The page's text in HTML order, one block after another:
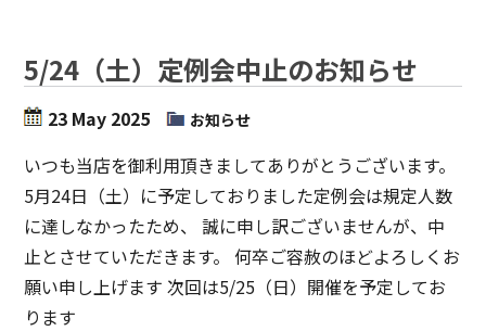
5/24（土）定例会中止のお知らせ
23 May 2025 お知らせ
いつも当店を御利用頂きましてありがとうございます。
5月24日（土）に予定しておりました定例会は規定人数
に達しなかったため、 誠に申し訳ございませんが、中
止とさせていただきます。 何卒ご容赦のほどよろしくお
願い申し上げます 次回は5/25（日）開催を予定してお
ります